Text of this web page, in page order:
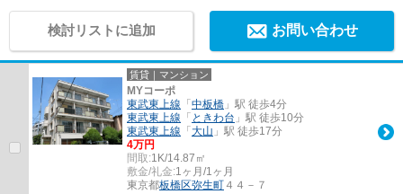
検討リストに追加 お問い合わせ
賃貸｜マンション
MYコーポ
東武東上線 「 中板橋 」駅 徒歩4分
東武東上線 「 ときわ台 」駅 徒歩10分
東武東上線 「 大山 」駅 徒歩17分
4万円
間取:1K/14.87㎡
敷金/礼金:1ヶ月/1ヶ月
東京都板橋区弥生町 ４４－７